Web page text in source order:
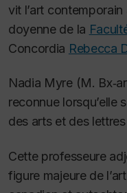
vit l’art
doyenne de la
Concordia Rebecca
Nadia Myre (M.
reconnue lorsqu’elle
des arts et des
Cette professeure
figure majeure de